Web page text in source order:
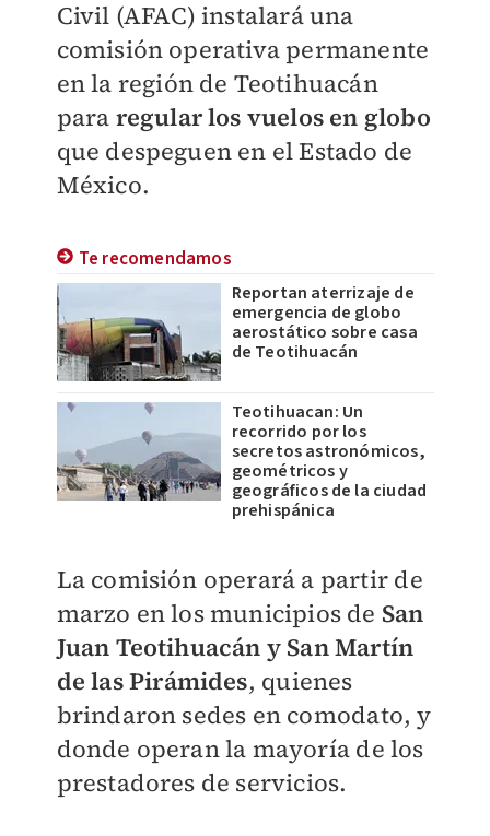
Civil (AFAC) instalará una
comisión operativa permanente
en la región de Teotihuacán
para regular los vuelos en globo
que despeguen en el Estado de
México.
Te recomendamos
Reportan aterrizaje de
emergencia de globo
aerostático sobre casa
de Teotihuacán
Teotihuacan: Un
recorrido por los
secretos astronómicos,
geométricos y
geográficos de la ciudad
prehispánica
La comisión operará a partir de
marzo en los municipios de San
Juan Teotihuacán y San Martín
de las Pirámides, quienes
brindaron sedes en comodato, y
donde operan la mayoría de los
prestadores de servicios.